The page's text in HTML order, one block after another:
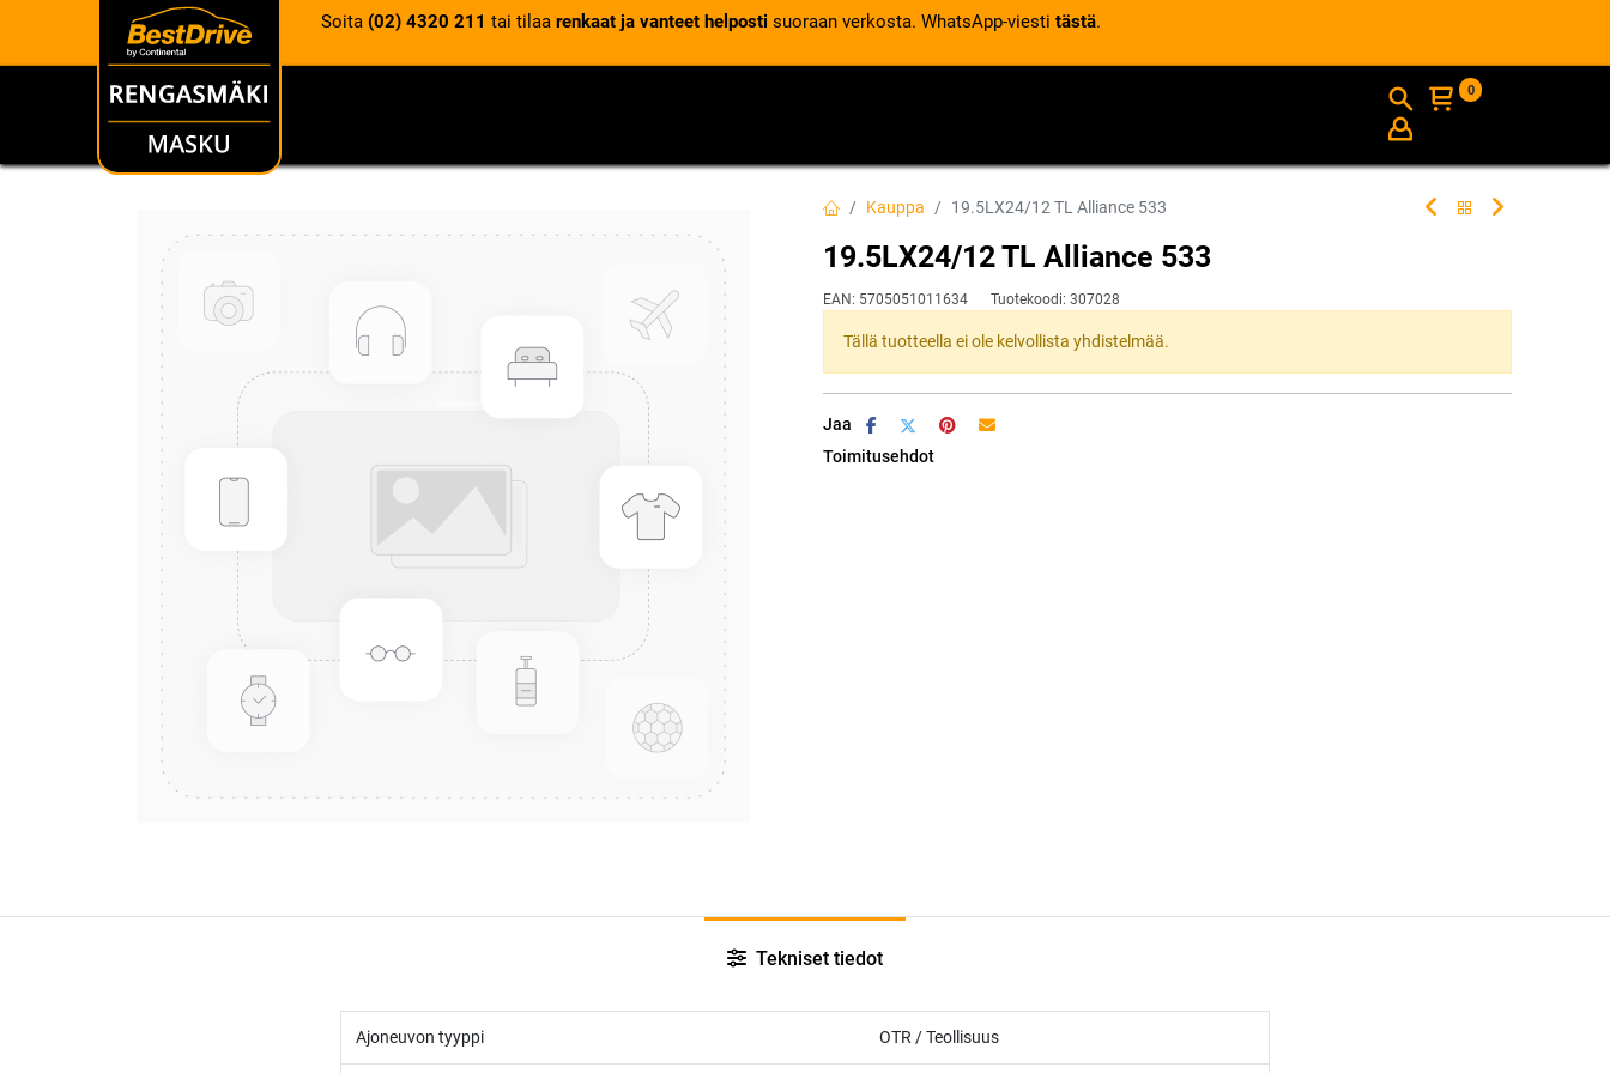
Soita (02) 4320 211 tai tilaa renkaat ja vanteet helposti suoraan verkosta. WhatsApp-viesti tästä.
RENKAAT INFO
0
Kauppa 19.5LX24/12 TL Alliance 533
19.5LX24/12 TL Alliance 533
EAN: 5705051011634 Tuotekoodi: 307028
Tällä tuotteella ei ole kelvollista yhdistelmää.
Jaa
Toimitusehdot
Tekniset tiedot
Ajoneuvon tyyppi OTR / Teollisuus